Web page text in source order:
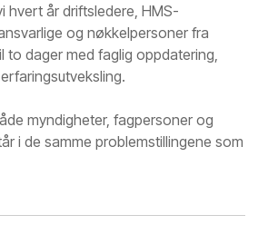
hvert år driftsledere, HMS-
og nøkkelpersoner fra
to dager med faglig oppdatering,
myndigheter, fagpersoner og
i de samme problemstillingene som